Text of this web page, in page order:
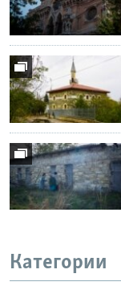
Категории